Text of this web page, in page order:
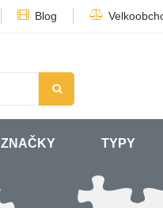
Blog
ZNAČKY TYPY